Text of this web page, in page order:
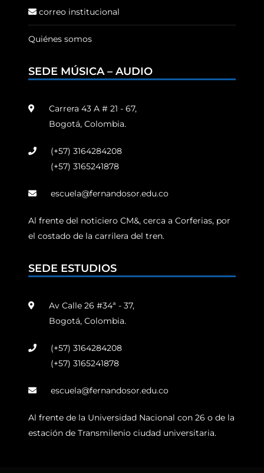
correo institucional
Quiénes somos
SEDE MÚSICA – AUDIO
Carrera 43 A # 21 - 67,
Bogotá, Colombia.
(+57) 3164284208
(+57) 3165241878
escuela@fernandosor.edu.co
Al frente del noticiero CM&, cerca a Corferias, por
el costado de la carrilera del tren.
SEDE ESTUDIOS
Av Calle 26 #34ª - 37,
Bogotá, Colombia.
(+57) 3164284208
(+57) 3165241878
escuela@fernandosor.edu.co
Al frente de la Universidad Nacional con 26 o de la
estación de Transmilenio ciudad universitaria.